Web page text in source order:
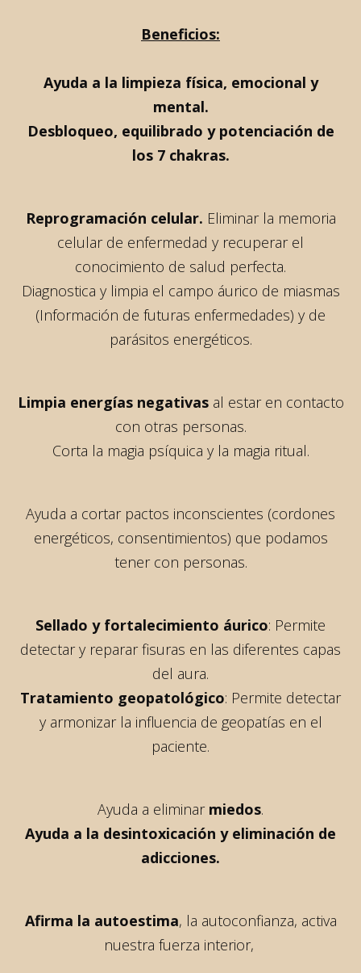
Beneficios:
Ayuda a la limpieza física, emocional y
mental.
Desbloqueo, equilibrado y potenciación de
los 7 chakras.
Reprogramación celular. Eliminar la memoria
celular de enfermedad y recuperar el
conocimiento de salud perfecta.
Diagnostica y limpia el campo áurico de miasmas
(Información de futuras enfermedades) y de
parásitos energéticos.
Limpia energías negativasal estar en contacto
con otras personas.
Corta la magia psíquica y la magia ritual.
Ayuda a cortar pactos inconscientes (cordones
energéticos, consentimientos) que podamos
tener con personas.
Sellado y fortalecimiento áurico: Permite
detectar y reparar fisuras en las diferentes capas
del aura.
Tratamiento geopatológico: Permite detectar
y armonizar la influencia de geopatías en el
paciente.
Ayuda a eliminar miedos.
Ayuda a la desintoxicación y eliminación de
adicciones.
Afirma la autoestima, la autoconfianza, activa
nuestra fuerza interior,